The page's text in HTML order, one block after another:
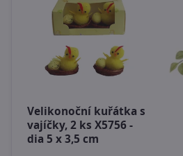
Velikonoční kuřátka s
vajíčky, 2 ks X5756 -
dia 5 x 3,5 cm